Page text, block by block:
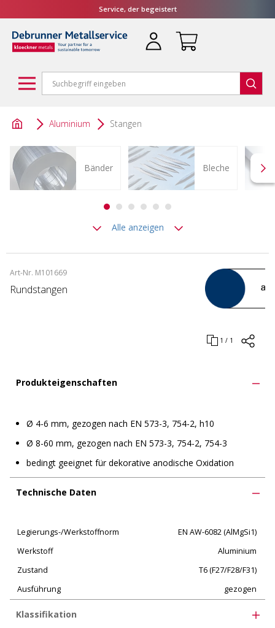
Service, der begeistert
Aluminium Stangen
Bänder Bleche
Alle anzeigen
Art-Nr. M101669
1 / 1
Rundstangen
Produkteigenschaften
Ø 4-6 mm, gezogen nach EN 573-3, 754-2, h10
Ø 8-60 mm, gezogen nach EN 573-3, 754-2, 754-3
bedingt geeignet für dekorative anodische Oxidation
Technische Daten
Legierungs-/Werkstoffnorm
EN AW-6082 (AlMgSi1)
Werkstoff
Aluminium
Zustand
T6 (F27/F28/F31)
Ausführung
gezogen
Klassifikation